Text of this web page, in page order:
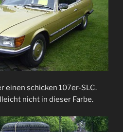
einen schicken 107er-SLC.
nicht in dieser Farbe.